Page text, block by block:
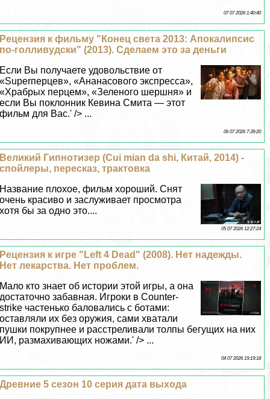
07 07 2026 1:40:40
Рецензия к фильму "Конец света 2013: Апокалипсис
по-голливудски" (2013). Сделаем это за деньги
Если Вы получаете удовольствие от
«Superперцев», «Ананасового экспресса»,
«Храбрых перцем», «Зеленого шершня» и
если Вы поклонник Кевина Смита — этот
фильм для Вас.' /> ...
06 07 2026 7:39:20
Великий Гипнотизер (Cui mian da shi, Китай, 2014) -
спойлеры, пересказ, тpaктовка
Название плохое, фильм хороший. Снят
очень красиво и заслуживает просмотра
хотя бы за одно это....
05 07 2026 12:27:24
Рецензия к игре "Left 4 Dead" (2008). Нет надежды.
Нет лекарства. Нет проблем.
Мало кто знает об истории этой игры, а она
достаточно забавная. Игроки в Counter-
strike частенько баловались с ботами:
оставляли их без оружия, сами хватали
пушки покрупнее и расстреливали толпы бегущих на них
ИИ, размахивающих ножами.' /> ...
04 07 2026 19:19:18
Древние 5 сезон 10 серия дата выхода